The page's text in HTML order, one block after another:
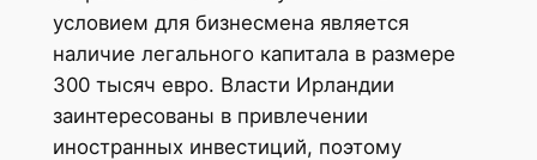
условием для бизнесмена является
наличие легального капитала в размере
300 тысяч евро. Власти Ирландии
заинтересованы в привлечении
иностранных инвестиций, поэтому